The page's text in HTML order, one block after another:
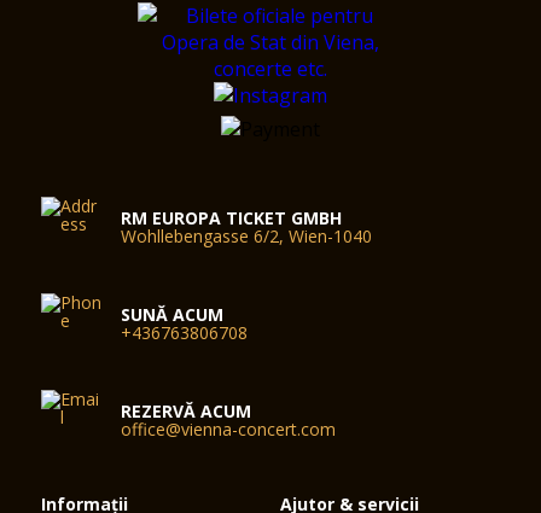
RM EUROPA TICKET GMBH
Wohllebengasse 6/2, Wien-1040
SUNĂ ACUM
+436763806708
REZERVĂ ACUM
office@vienna-concert.com
Informații Ajutor & servicii